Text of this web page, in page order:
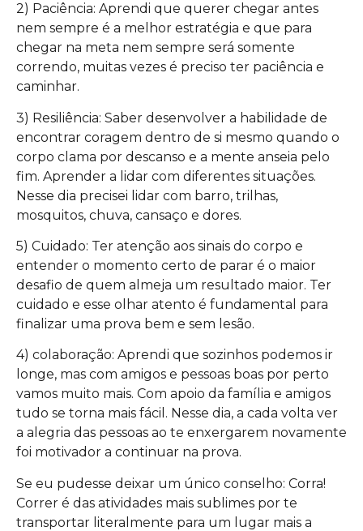
2) Paciência: Aprendi que querer chegar antes
nem sempre é a melhor estratégia e que para
chegar na meta nem sempre será somente
correndo, muitas vezes é preciso ter paciência e
caminhar.
3) Resiliência: Saber desenvolver a habilidade de
encontrar coragem dentro de si mesmo quando o
corpo clama por descanso e a mente anseia pelo
fim. Aprender a lidar com diferentes situações.
Nesse dia precisei lidar com barro, trilhas,
mosquitos, chuva, cansaço e dores.
5) Cuidado: Ter atenção aos sinais do corpo e
entender o momento certo de parar é o maior
desafio de quem almeja um resultado maior. Ter
cuidado e esse olhar atento é fundamental para
finalizar uma prova bem e sem lesão.
4) colaboração: Aprendi que sozinhos podemos ir
longe, mas com amigos e pessoas boas por perto
vamos muito mais. Com apoio da família e amigos
tudo se torna mais fácil. Nesse dia, a cada volta ver
a alegria das pessoas ao te enxergarem novamente
foi motivador a continuar na prova.
Se eu pudesse deixar um único conselho: Corra!
Correr é das atividades mais sublimes por te
transportar literalmente para um lugar mais a